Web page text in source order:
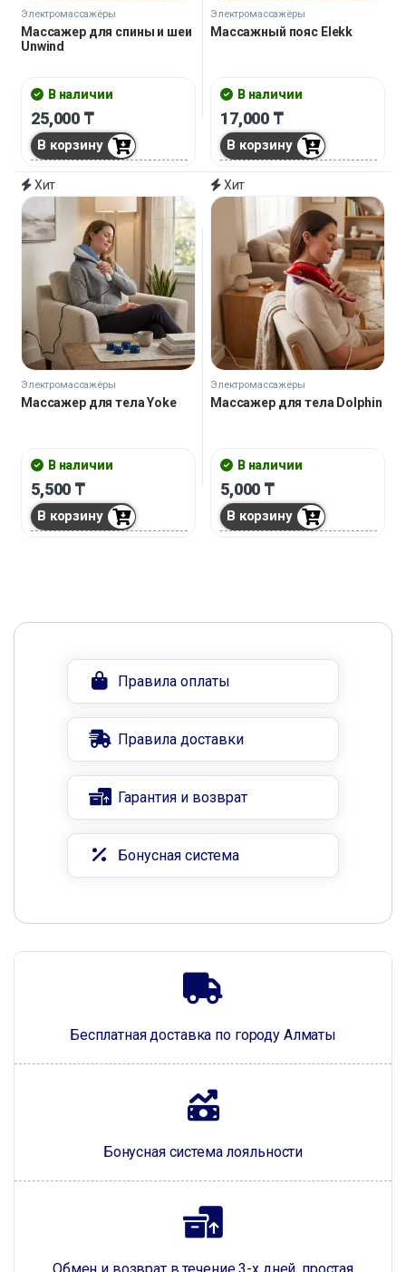
Электромассажёры
Массажер для спины и шеи
Unwind
В наличии
25,000 ₸
В корзину
Электромассажёры
Массажный пояс Elekk
В наличии
17,000 ₸
В корзину
Хит
Электромассажёры
Массажер для тела Yoke
В наличии
5,500 ₸
В корзину
Хит
Электромассажёры
Массажер для тела Dolphin
В наличии
5,000 ₸
В корзину
Бесплатная доставка по городу Алматы
Бонусная система лояльности
Обмен и возврат в течение 3-х дней, простая
Правила оплаты
Правила доставки
Гарантия и возврат
Бонусная система